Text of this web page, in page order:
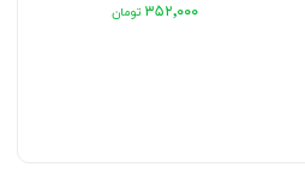
۳۵۲٬۰۰۰